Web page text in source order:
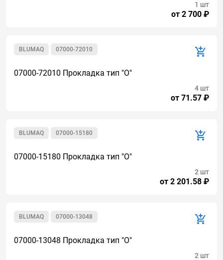
от 2 700 ₽
1 шт
07000-72010
BLUMAQ
07000-72010 Прокладка тип "О"
от 71.57 ₽
4 шт
07000-15180
BLUMAQ
07000-15180 Прокладка тип "О"
от 2 201.58 ₽
2 шт
07000-13048
BLUMAQ
07000-13048 Прокладка тип "О"
2 шт